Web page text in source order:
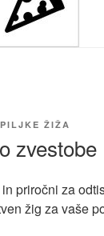
ŽIŽA
zvestobe
priročni za
žig za vaše